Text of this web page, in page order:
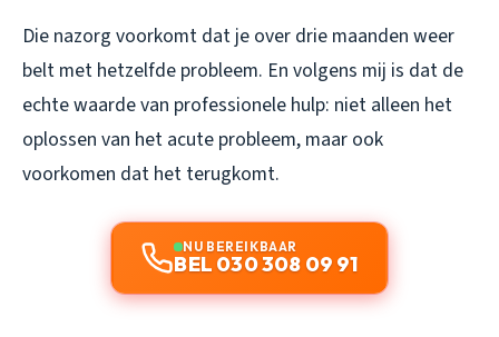
Die nazorg voorkomt dat je over drie maanden weer
belt met hetzelfde probleem. En volgens mij is dat de
echte waarde van professionele hulp: niet alleen het
oplossen van het acute probleem, maar ook
voorkomen dat het terugkomt.
NU BEREIKBAAR
BEL 030 308 09 91